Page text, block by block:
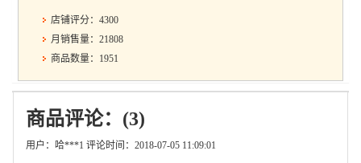
店铺评分：4300
月销售量：21808
商品数量：1951
商品评论：(3)
用户：哈***1 评论时间：2018-07-05 11:09:01